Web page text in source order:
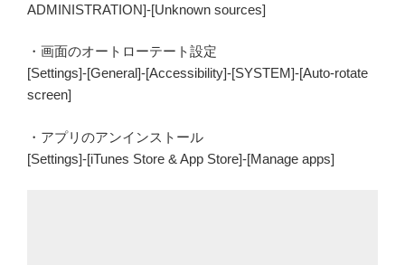
ADMINISTRATION]-[Unknown sources]
・画面のオートローテート設定
[Settings]-[General]-[Accessibility]-[SYSTEM]-[Auto-rotate
screen]
・アプリのアンインストール
[Settings]-[iTunes Store & App Store]-[Manage apps]